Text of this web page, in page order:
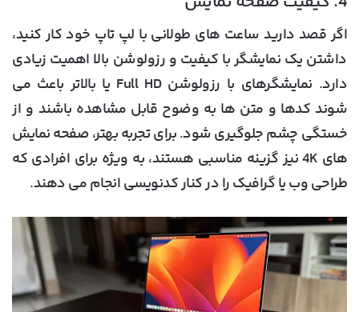
اگر قصد دارید ساعت های طولانی با لپ تاپ خود کار کنید،
داشتن یک نمایشگر با کیفیت و رزولوشن بالا اهمیت زیادی
دارد. نمایشگرهای با رزولوشن Full HD یا بالاتر باعث می
شوند کدها و متن ها به وضوح قابل مشاهده باشند و از
خستگی چشم جلوگیری شود. برای تجربه بهتر، صفحه نمایش
های 4K نیز گزینه مناسبی هستند، به ویژه برای افرادی که
طراحی وب یا گرافیک را در کنار کدنویسی انجام می دهند.